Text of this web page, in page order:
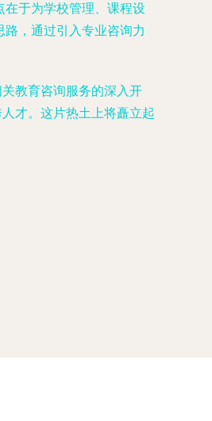
在于为学校管理、课程设
路，通过引入专业咨询力
教育咨询服务的深入开
才。这片热土上将矗立起